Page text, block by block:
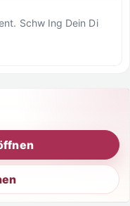
Schw Ing Dein Di